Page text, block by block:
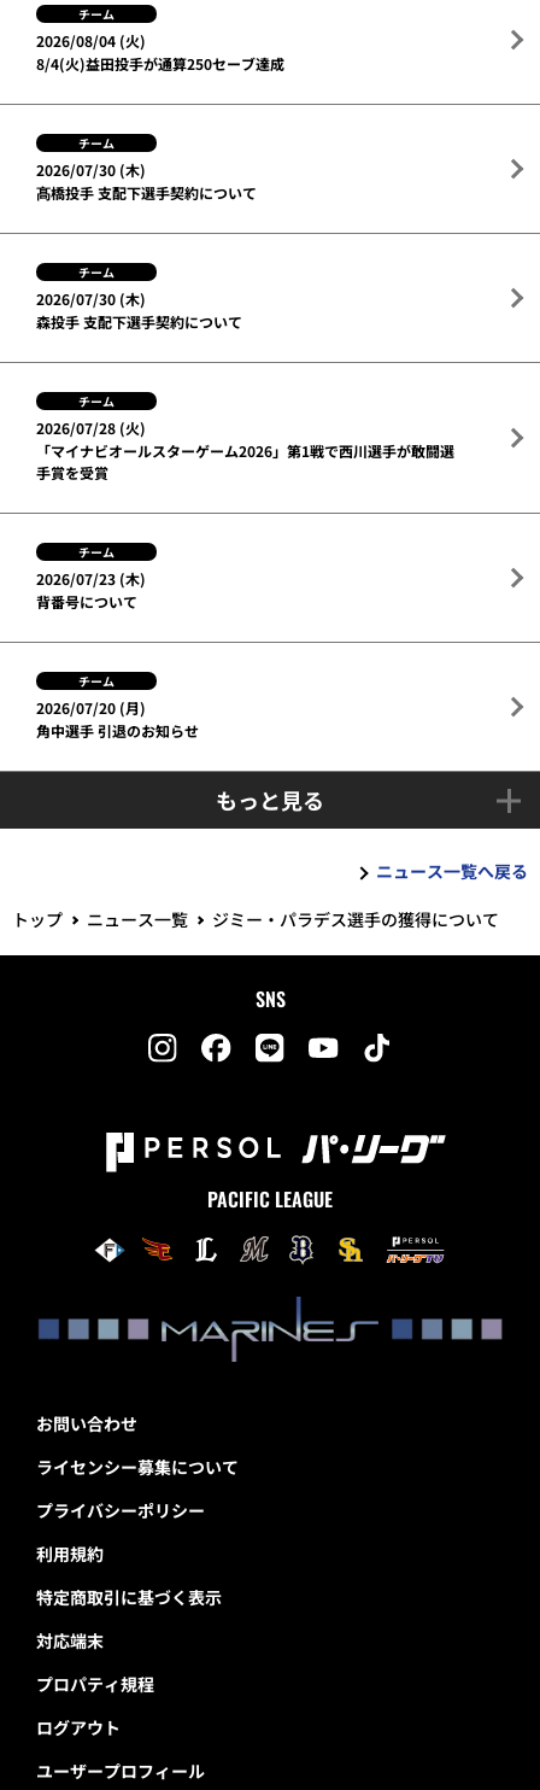
チーム
2026/08/04 (火)
8/4(火)益田投手が通算250セーブ達成
チーム
2026/07/30 (木)
髙橋投手 支配下選手契約について
チーム
2026/07/30 (木)
森投手 支配下選手契約について
チーム
2026/07/28 (火)
「マイナビオールスターゲーム2026」第1戦で西川選手が敢闘選
手賞を受賞
チーム
2026/07/23 (木)
背番号について
チーム
2026/07/20 (月)
角中選手 引退のお知らせ
もっと見る
ニュース一覧へ戻る
トップ
ニュース一覧 ジミー・パラデス選手の獲得について
SNS
PACIFIC LEAGUE
お問い合わせ
ライセンシー募集について
プライバシーポリシー
利用規約
特定商取引に基づく表示
対応端末
プロパティ規程
ログアウト
ユーザープロフィール